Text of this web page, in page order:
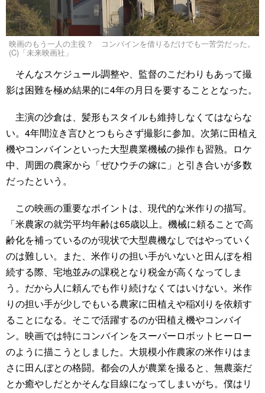
映画のもう一人の主役？ コンバインを借りるだけでも一苦労だった。
(C)「未来映画社」
そんなスケジュール調整や、監督のこだわりもあって撮
影は困難を極め結果的に4年の月日を要することとなった。
主演の沙倉は、髪形もスタイルも維持しなくてはならな
い。4年間泣き言ひとつもらさず撮影に参加。次第に田植え
機やコンバインといった大型農業機械の操作も習熟。ロケ
中、周囲の農家から「ぜひウチの嫁に」と引き合いが多数
だったという。
この映画の重要なポイントは、現代的な米作りの描写。
「米農家の就労平均年齢は65歳以上。機械に頼ることで高
齢化を補っているのが現状で大型農機なしではやっていく
のは難しい。また、米作りの担い手がいないと田んぼを相
続する際、宅地並みの課税となり税金が高くなってしま
う。だから人に頼んでも作り続けなくてはいけない。米作
りの担い手が少しでもいる農家に田植えや稲刈りを依頼す
ることになる。そこで活躍するのが田植え機やコンバイ
ン。映画では特にコンバインをスーパーロボットヒーロー
のように描こうとしました。大規模小作農家の米作りはま
さに田んぼとの格闘。都会の人が農業を撮ると、無農薬だ
とか癒やしだとかそんな目線になってしまいがち。僕はリ